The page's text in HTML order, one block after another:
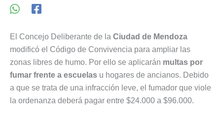
El Concejo Deliberante de la Ciudad de Mendoza
modificó el Código de Convivencia para ampliar las
zonas libres de humo. Por ello se aplicarán multas por
fumar frente a escuelas u hogares de ancianos. Debido
a que se trata de una infracción leve, el fumador que viole
la ordenanza deberá pagar entre $24.000 a $96.000.